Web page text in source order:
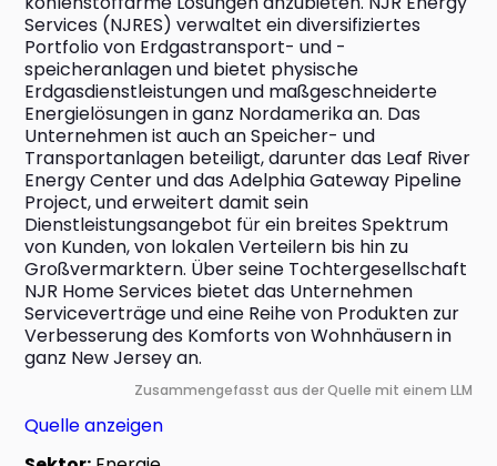
Services (NJRES) verwaltet ein diversifiziertes
Portfolio von Erdgastransport- und -
speicheranlagen und bietet physische
Erdgasdienstleistungen und maßgeschneiderte
Energielösungen in ganz Nordamerika an. Das
Unternehmen ist auch an Speicher- und
Transportanlagen beteiligt, darunter das Leaf River
Energy Center und das Adelphia Gateway Pipeline
Project, und erweitert damit sein
Dienstleistungsangebot für ein breites Spektrum
von Kunden, von lokalen Verteilern bis hin zu
Großvermarktern. Über seine Tochtergesellschaft
NJR Home Services bietet das Unternehmen
Serviceverträge und eine Reihe von Produkten zur
Verbesserung des Komforts von Wohnhäusern in
ganz New Jersey an.
Zusammengefasst aus der Quelle mit einem LLM
Quelle anzeigen